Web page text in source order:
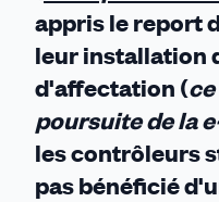
appris le report
leur installation
d'affectation (
poursuite de la
les contrôleurs
pas bénéficié